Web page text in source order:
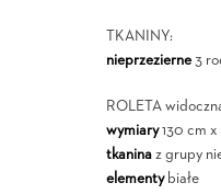
TKANINY:
nieprzezierne3
ROLETA
wymiary130 cm x
tkaninaz grupy
elementybiałe